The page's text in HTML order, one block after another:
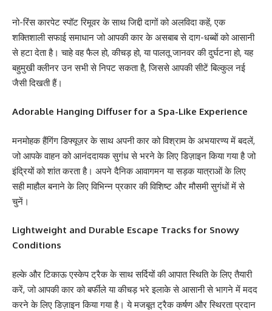
नो-रिंस कारपेट स्पॉट रिमूवर के साथ जिद्दी दागों को अलविदा कहें, एक
शक्तिशाली सफाई समाधान जो आपकी कार के असबाब से दाग-धब्बों को आसानी
से हटा देता है। चाहे वह फैल हो, कीचड़ हो, या पालतू जानवर की दुर्घटना हो, यह
बहुमुखी क्लीनर उन सभी से निपट सकता है, जिससे आपकी सीटें बिल्कुल नई
जैसी दिखती हैं।
Adorable Hanging Diffuser for a Spa-Like Experience
मनमोहक हैंगिंग डिफ्यूज़र के साथ अपनी कार को विश्राम के अभयारण्य में बदलें,
जो आपके वाहन को आनंददायक सुगंध से भरने के लिए डिज़ाइन किया गया है जो
इंद्रियों को शांत करता है। अपने दैनिक आवागमन या सड़क यात्राओं के लिए
सही माहौल बनाने के लिए विभिन्न प्रकार की विशिष्ट और मौसमी सुगंधों में से
चुनें।
Lightweight and Durable Escape Tracks for Snowy
Conditions
हल्के और टिकाऊ एस्केप ट्रैक के साथ सर्दियों की आपात स्थिति के लिए तैयारी
करें, जो आपकी कार को बर्फीले या कीचड़ भरे इलाके से आसानी से भागने में मदद
करने के लिए डिज़ाइन किया गया है। ये मजबूत ट्रैक कर्षण और स्थिरता प्रदान